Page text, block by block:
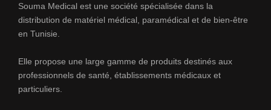
Souma Medical est une société spécialisée dans la
distribution de matériel médical, paramédical et de bien-être
en Tunisie.
Elle propose une large gamme de produits destinés aux
professionnels de santé, établissements médicaux et
particuliers.